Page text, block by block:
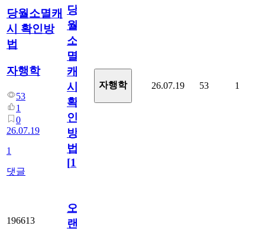
당월소멸캐
시 확인방
법
자행학
53
1
0
26.07.19
1
댓글
당
월
소
멸
캐
시
확
인
방
법
[1]
자행학 26.07.19 53 1
196613
오
랜